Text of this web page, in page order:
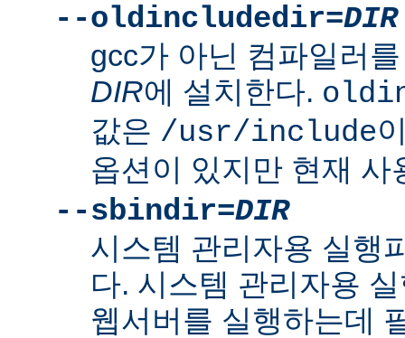
--oldincludedir=DIR
gcc가 아닌 컴파일러
DIR에 설치한다.
값은 /usr/include
옵션이 있지만 현재 사
--sbindir=DIR
시스템 관리자용 실행
다. 시스템 관리자용
웹서버를 실행하는데